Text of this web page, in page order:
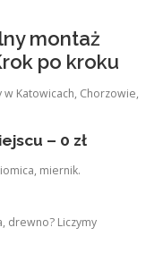
montaż
po kroku
Katowicach, Chorzowie,
– 0 zł
miernik.
drewno? Liczymy